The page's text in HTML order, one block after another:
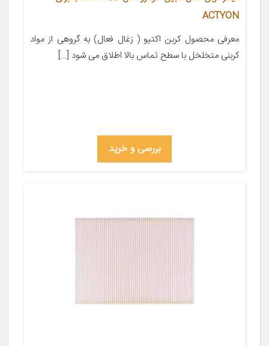
ACTYON
معرفی محصول کربن اکتیو ( زغال فعال) به گروهی از مواد
کربنی متخلخل با سطح تماس بالا اطلاق می شود […]
بررسی و خرید